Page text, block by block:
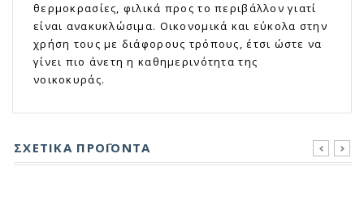
θερμοκρασίες, φιλικά προς το περιβάλλον γιατί
είναι ανακυκλώσιμα. Οικονομικά και εύκολα στην
χρήση τους με διάφορους τρόπους, έτσι ώστε να
γίνει πιο άνετη η καθημερινότητα της
νοικοκυράς.
ΣΧΕΤΙΚΆ ΠΡΟΪΌΝΤΑ prev next